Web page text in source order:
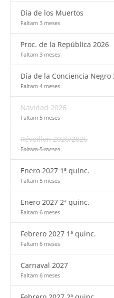
Día de los Muertos
Faltam 3 meses
Proc. de la República 2026
Faltam 3 meses
Día de la Conciencia Negro
Faltam 4 meses
Navidad 2026
Faltam 5 meses
Réveillon 2026/2026
Faltam 5 meses
Enero 2027 1ª quinc.
Faltam 5 meses
Enero 2027 2ª quinc.
Faltam 6 meses
Febrero 2027 1ª quinc.
Faltam 6 meses
Carnaval 2027
Faltam 6 meses